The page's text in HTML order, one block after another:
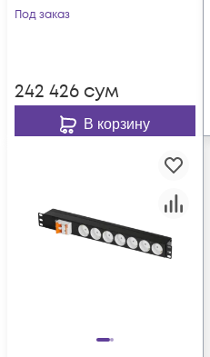
макс. нагрузка 10 А,
выключателя
Под заказ
242 426 сум
В корзину